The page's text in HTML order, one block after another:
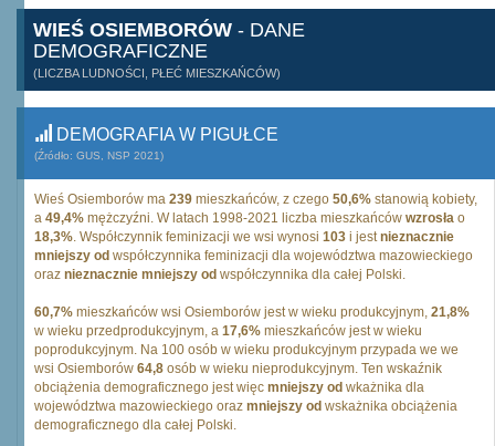
WIEŚ OSIEMBORÓW - DANE
DEMOGRAFICZNE
(LICZBA LUDNOŚCI, PŁEĆ MIESZKAŃCÓW)
DEMOGRAFIA W PIGUŁCE
(Źródło: GUS, NSP 2021)
Wieś Osiemborów ma 239 mieszkańców, z czego 50,6% stanowią kobiety,
a 49,4% mężczyźni. W latach 1998-2021 liczba mieszkańców wzrosła o
18,3%. Współczynnik feminizacji we wsi wynosi 103 i jestnieznacznie
mniejszy od współczynnika feminizacji dla województwa mazowieckiego
oraz nieznacznie mniejszy od współczynnika dla całej Polski.
60,7% mieszkańców wsi Osiemborów jest w wieku produkcyjnym, 21,8%
w wieku przedprodukcyjnym, a 17,6% mieszkańców jest w wieku
poprodukcyjnym. Na 100 osób w wieku produkcyjnym przypada we we
wsi Osiemborów 64,8 osób w wieku nieprodukcyjnym. Ten wskaźnik
obciążenia demograficznego jest więc mniejszy od wkażnika dla
województwa mazowieckiego oraz mniejszy od wskażnika obciążenia
demograficznego dla całej Polski.